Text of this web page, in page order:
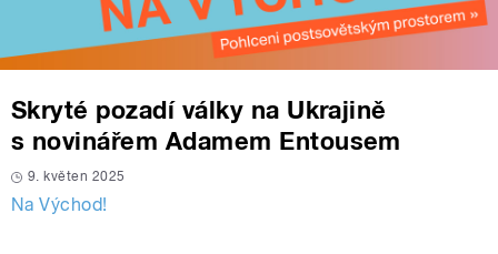
Skryté pozadí války na Ukrajině
s novinářem Adamem Entousem
9. květen 2025
Na Východ!